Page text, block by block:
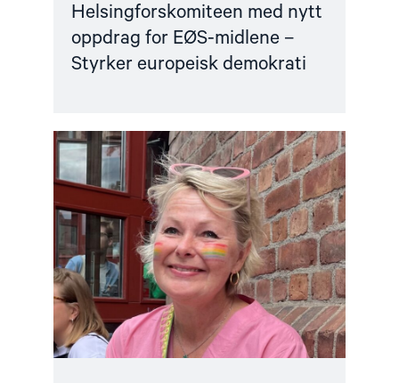
Helsingforskomiteen med nytt
oppdrag for EØS-midlene –
Styrker europeisk demokrati
Read
article
"Fortsatt
er
ingen
fri
før
alle
er
fri"